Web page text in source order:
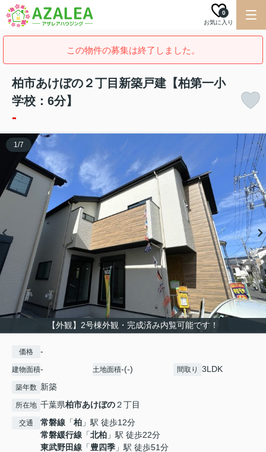
お気に入り
0
この物件の募集は終了しました。
柏市あけぼの２丁目新築戸建【柏第一小
学校：6分】
-
【外観】2号棟外観・完成済み内覧可能です！
1/7
価格 -
建物面積- 土地面積-(-) 間取り 3LDK
築年数 新築
所在地 千葉県柏市あけぼの２丁目
交通 常磐線 「柏 」駅 徒歩12分
常磐緩行線 「北柏 」駅 徒歩22分
東武野田線 「豊四季 」駅 徒歩51分